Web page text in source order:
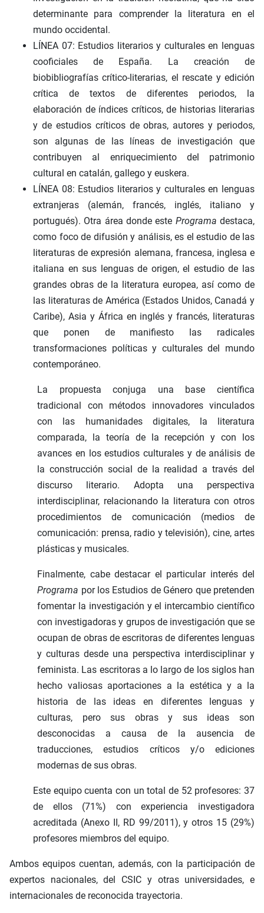
determinante para comprender la literatura en el
mundo occidental.
LÍNEA 07: Estudios literarios y culturales en lenguas
cooficiales de España. La creación de
biobibliografías crítico-literarias, el rescate y edición
crítica de textos de diferentes periodos, la
elaboración de índices críticos, de historias literarias
y de estudios críticos de obras, autores y periodos,
son algunas de las líneas de investigación que
contribuyen al enriquecimiento del patrimonio
cultural en catalán, gallego y euskera.
LÍNEA 08: Estudios literarios y culturales en lenguas
extranjeras (alemán, francés, inglés, italiano y
portugués). Otra área donde este Programa destaca,
como foco de difusión y análisis, es el estudio de las
literaturas de expresión alemana, francesa, inglesa e
italiana en sus lenguas de origen, el estudio de las
grandes obras de la literatura europea, así como de
las literaturas de América (Estados Unidos, Canadá y
Caribe), Asia y África en inglés y francés, literaturas
que ponen de manifiesto las radicales
transformaciones políticas y culturales del mundo
contemporáneo.
La propuesta conjuga una base científica
tradicional con métodos innovadores vinculados
con las humanidades digitales, la literatura
comparada, la teoría de la recepción y con los
avances en los estudios culturales y de análisis de
la construcción social de la realidad a través del
discurso literario. Adopta una perspectiva
interdisciplinar, relacionando la literatura con otros
procedimientos de comunicación (medios de
comunicación: prensa, radio y televisión), cine, artes
plásticas y musicales.
Finalmente, cabe destacar el particular interés del
Programa por los Estudios de Género que pretenden
fomentar la investigación y el intercambio científico
con investigadoras y grupos de investigación que se
ocupan de obras de escritoras de diferentes lenguas
y culturas desde una perspectiva interdisciplinar y
feminista. Las escritoras a lo largo de los siglos han
hecho valiosas aportaciones a la estética y a la
historia de las ideas en diferentes lenguas y
culturas, pero sus obras y sus ideas son
desconocidas a causa de la ausencia de
traducciones, estudios críticos y/o ediciones
modernas de sus obras.
Este equipo cuenta con un total de 52 profesores: 37
de ellos (71%) con experiencia investigadora
acreditada (Anexo II, RD 99/2011), y otros 15 (29%)
profesores miembros del equipo.
Ambos equipos cuentan, además, con la participación de
expertos nacionales, del CSIC y otras universidades, e
internacionales de reconocida trayectoria.